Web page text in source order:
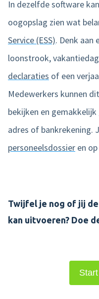
In dezelfde software
oogopslag zien wat
Service (ESS). Denk aan
loonstrook,
declaraties of een
Medewerkers kunnen
bekijken en
adres of bankrekening.
personeelsdossier en
Twijfel je nog of jij
kan uitvoeren? Doe